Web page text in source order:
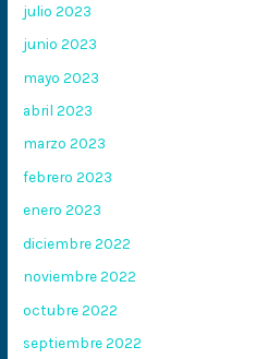
julio 2023
junio 2023
mayo 2023
abril 2023
marzo 2023
febrero 2023
enero 2023
diciembre 2022
noviembre 2022
octubre 2022
septiembre 2022